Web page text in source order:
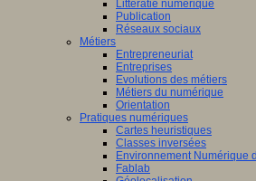
Littératie numérique
Publication
Réseaux sociaux
Métiers
Entrepreneuriat
Entreprises
Evolutions des métiers
Métiers du numérique
Orientation
Pratiques numériques
Cartes heuristiques
Classes inversées
Environnement Numérique
Fablab